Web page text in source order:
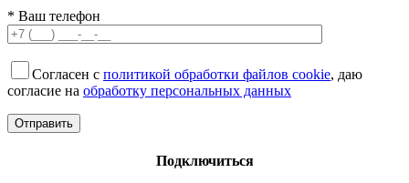
* Ваш телефон
Согласен с политикой обработки файлов cookie, даю
согласие на обработку персональных данных
Подключиться